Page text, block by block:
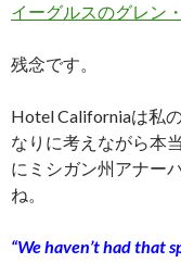
イーグルスのグレン
残念です。
Hotel Californiaは私
なりに考えながら本
にミシガン州アナー
ね。
“We haven’t had that